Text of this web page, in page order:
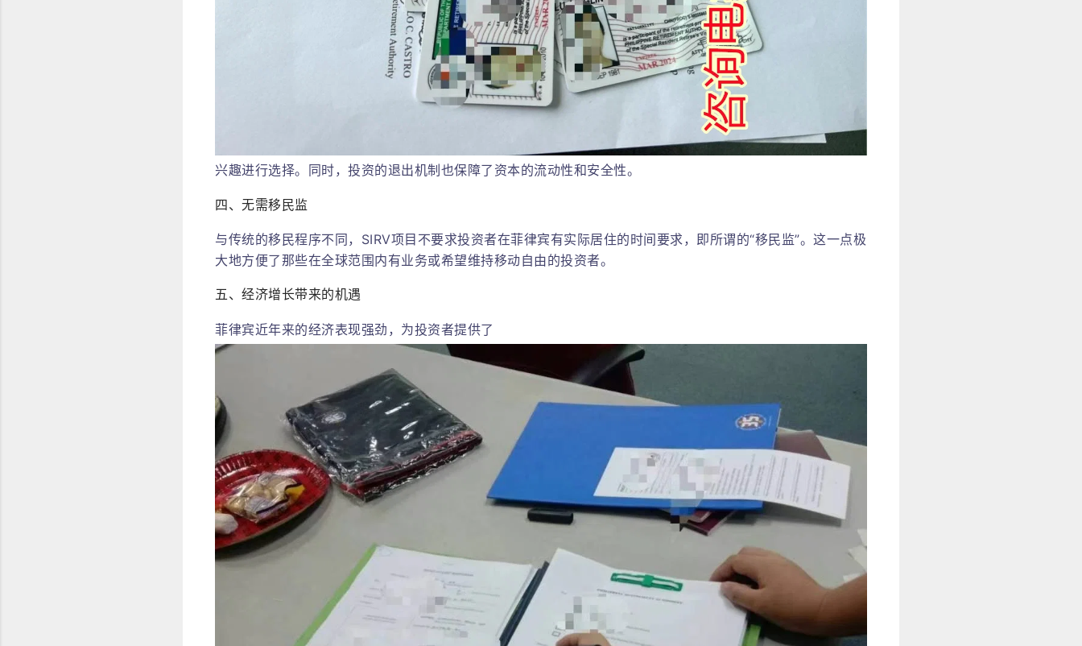
兴趣进行选择。同时，投资的退出机制也保障了资本的流动性和安全性。
四、无需移民监
与传统的移民程序不同，SIRV项目不要求投资者在菲律宾有实际居住的时间要求，即所谓的“移民监”。这一点极
大地方便了那些在全球范围内有业务或希望维持移动自由的投资者。
五、经济增长带来的机遇
菲律宾近年来的经济表现强劲，为投资者提供了